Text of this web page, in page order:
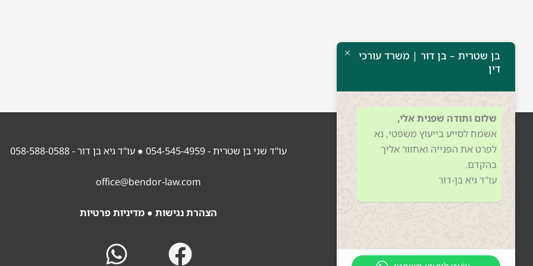
עו"ד שני בן שטרית - 054-545-4959 ● עו"ד גיא בן דור - 058-588-0588
office@bendor-law.com
הצהרת נגישות ●מדיניות פרטיות
בן שטרית – בן דור | משרד עורכי
דין
שלום ותודה שפנית אלי,
אשמח לסייע בייעוץ משפטי, נא
לפרט את הפנייה ואחזור אליך
בהקדם.
עו"ד גיא בן-דור